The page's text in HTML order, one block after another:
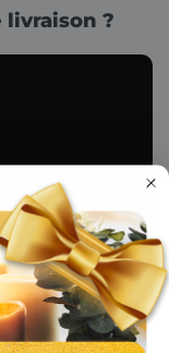
livraison ?
Collect